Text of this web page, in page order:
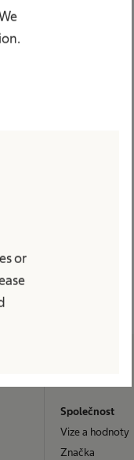
or
Společnost
Vize a hodnoty
Značka